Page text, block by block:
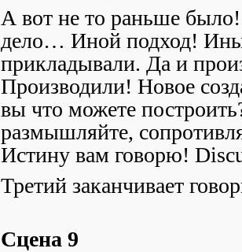
А вот не то раньше
дело… Иной подход!
прикладывали. Да и
Производили! Новое
вы что можете
размышляйте,
Истину вам говорю!
Третий заканчивает
Сцена 9